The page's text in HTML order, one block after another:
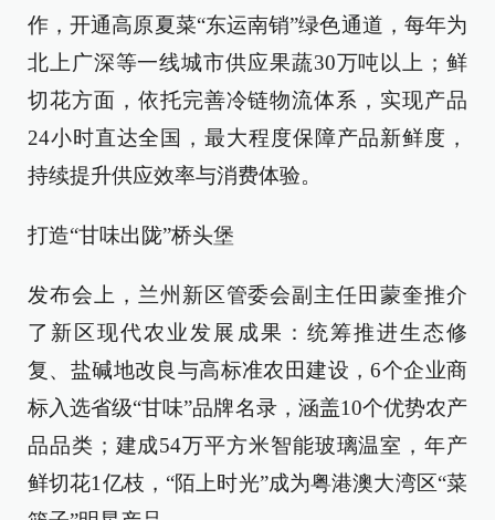
作，开通高原夏菜“东运南销”绿色通道，每年为
北上广深等一线城市供应果蔬30万吨以上；鲜
切花方面，依托完善冷链物流体系，实现产品
24小时直达全国，最大程度保障产品新鲜度，
持续提升供应效率与消费体验。
打造“甘味出陇”桥头堡
发布会上，兰州新区管委会副主任田蒙奎推介
了新区现代农业发展成果：统筹推进生态修
复、盐碱地改良与高标准农田建设，6个企业商
标入选省级“甘味”品牌名录，涵盖10个优势农产
品品类；建成54万平方米智能玻璃温室，年产
鲜切花1亿枝，“陌上时光”成为粤港澳大湾区“菜